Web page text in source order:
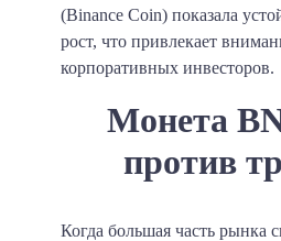
(Binance Coin) показала
рост, что привлекает
корпоративных инвесторов.
Монета
против
Когда большая часть рынка